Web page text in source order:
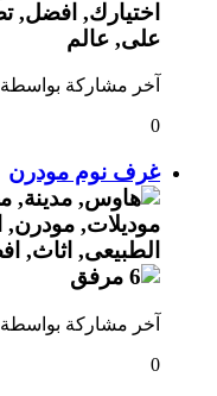
آخر مشاركة بواسطة
0
غرف نوم مودرن
آخر مشاركة بواسطة
0